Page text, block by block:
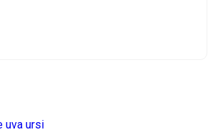
uva ursi